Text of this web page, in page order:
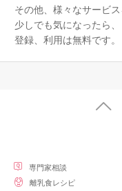
その他、様々なサービス
少しでも気になったら
登録、利用は無料です。
専門家相談
離乳食レシピ